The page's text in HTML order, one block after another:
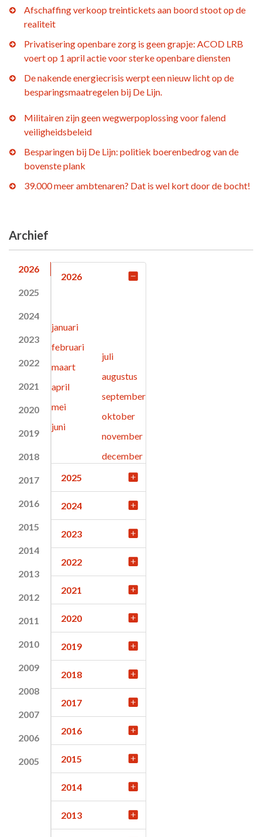
Afschaffing verkoop treintickets aan boord stoot op de
realiteit
Privatisering openbare zorg is geen grapje: ACOD LRB
voert op 1 april actie voor sterke openbare diensten
De nakende energiecrisis werpt een nieuw licht op de
besparingsmaatregelen bij De Lijn.
Militairen zijn geen wegwerpoplossing voor falend
veiligheidsbeleid
Besparingen bij De Lijn: politiek boerenbedrog van de
bovenste plank
39.000 meer ambtenaren? Dat is wel kort door de bocht!
Archief
2026
2025
2024
2023
2022
2021
2020
2019
2018
2017
2016
2015
2014
2013
2012
2011
2010
2009
2008
2007
2006
2005
2026
januari
februari
maart
april
mei
juni
juli
augustus
september
oktober
november
december
2025
2024
2023
2022
2021
2020
2019
2018
2017
2016
2015
2014
2013